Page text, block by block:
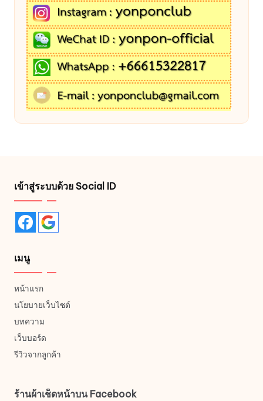
เข้าสู่ระบบด้วย Social ID
เมนู
หน้าแรก
นโยบายเว็บไซต์
บทความ
เว็บบอร์ด
รีวิวจากลูกค้า
ร้านผ้าเช็ดหน้าบน Facebook